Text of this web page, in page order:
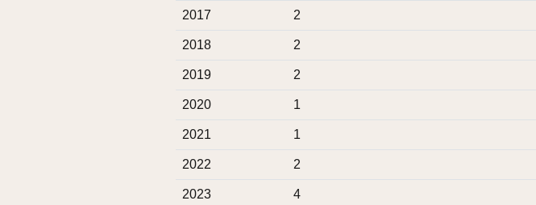
2017 2
2018 2
2019 2
2020 1
2021 1
2022 2
2023 4